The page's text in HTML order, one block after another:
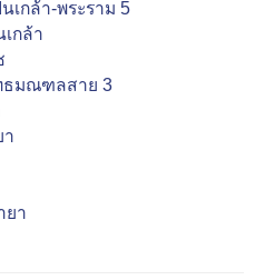
เกล้า-พระราม 5
กล้า
ธมณฑลสาย 3
า
ยา